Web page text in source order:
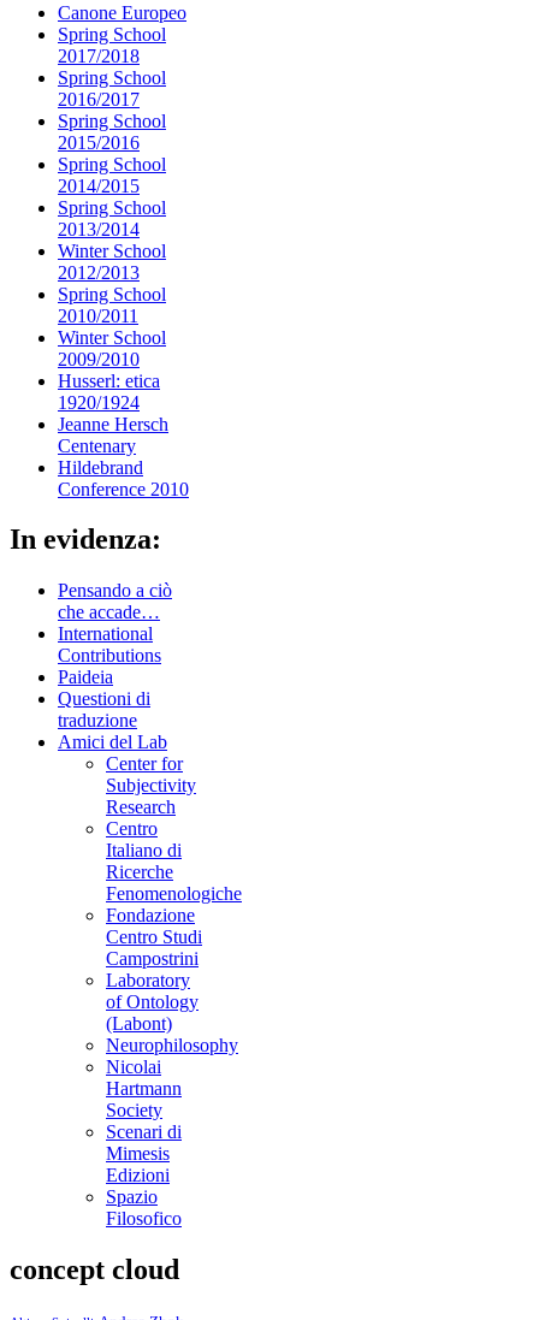
Canone Europeo
Spring School
2017/2018
Spring School
2016/2017
Spring School
2015/2016
Spring School
2014/2015
Spring School
2013/2014
Winter School
2012/2013
Spring School
2010/2011
Winter School
2009/2010
Husserl: etica
1920/1924
Jeanne Hersch
Centenary
Hildebrand
Conference 2010
In evidenza:
Pensando a ciò
che accade…
International
Contributions
Paideia
Questioni di
traduzione
Amici del Lab
Center for
Subjectivity
Research
Centro
Italiano di
Ricerche
Fenomenologiche
Fondazione
Centro Studi
Campostrini
Laboratory
of Ontology
(Labont)
Neurophilosophy
Nicolai
Hartmann
Society
Scenari di
Mimesis
Edizioni
Spazio
Filosofico
concept cloud